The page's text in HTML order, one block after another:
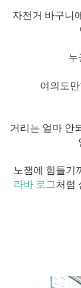
자전거 바구니
누
여의도
거리는 얼마 안
노잼에 힘들기
라바 로그처럼